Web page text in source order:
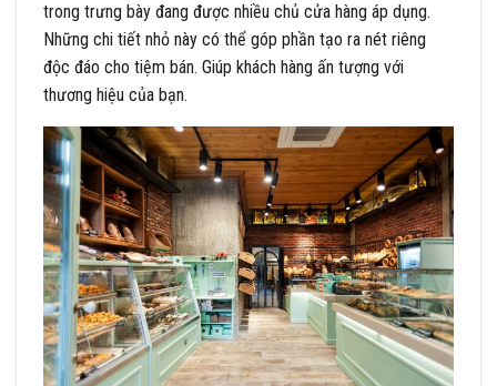
trong trưng bày đang được nhiều chủ cửa hàng áp dụng.
Những chi tiết nhỏ này có thể góp phần tạo ra nét riêng
độc đáo cho tiệm bán. Giúp khách hàng ấn tượng với
thương hiệu của bạn.